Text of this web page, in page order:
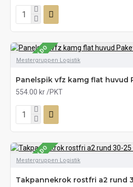
SE LAGERSALDO
Mestergruppen Logistik
Panelspik vfz kamg flat huvud
554.00 kr /PKT
SE LAGERSALDO
Mestergruppen Logistik
Takpannekrok rostfri a2 rund